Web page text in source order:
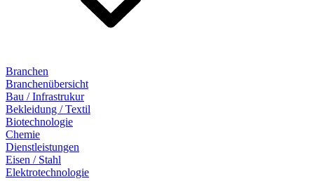
Branchen
Branchenübersicht
Bau / Infrastrukur
Bekleidung / Textil
Biotechnologie
Chemie
Dienstleistungen
Eisen / Stahl
Elektrotechnologie